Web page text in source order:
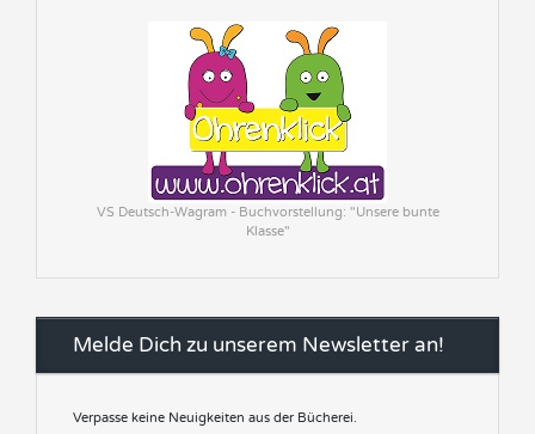
VS Deutsch-Wagram - Buchvorstellung: "Unsere bunte
Klasse"
Melde Dich zu unserem Newsletter an!
Verpasse keine Neuigkeiten aus der Bücherei.